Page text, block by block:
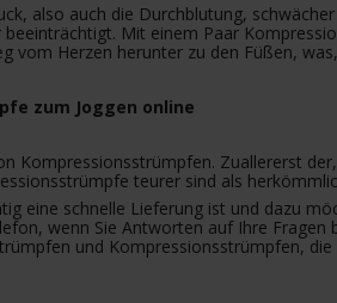
also auch die Durchblutung,
Mit einem Paar
vom Herzen herunter zu den Füßen,
zum Joggen online
Kompressionsstrümpfen. Zuallererst
teurer sind als
eine schnelle Lieferung ist und dazu
wenn Sie Antworten auf Ihre
und Kompressionsstrümpfen,